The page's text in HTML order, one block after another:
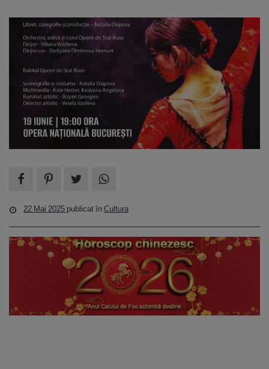
22 Mai 2025 publicat înCultura